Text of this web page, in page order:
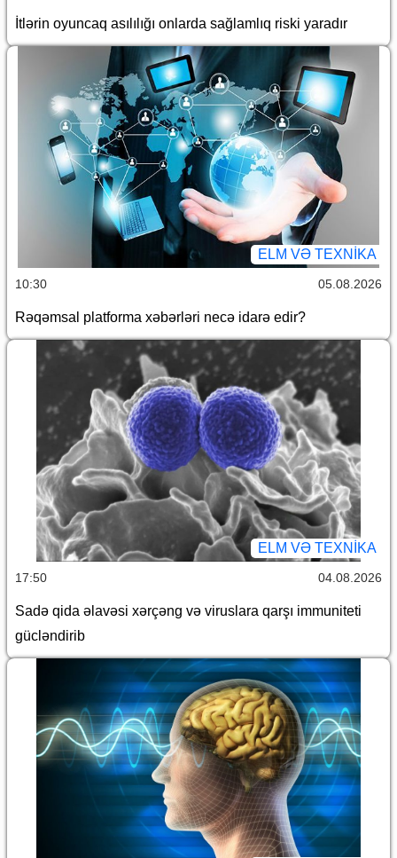
İtlərin oyuncaq asılılığı onlarda sağlamlıq riski yaradır
ELM VƏ TEXNIKA
10:30 05.08.2026
Rəqəmsal platforma xəbərləri necə idarə edir?
ELM VƏ TEXNIKA
17:50 04.08.2026
Sadə qida əlavəsi xərçəng və viruslara qarşı immuniteti
gücləndirib